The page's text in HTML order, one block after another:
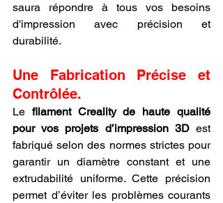
saura répondre à tous vos besoins
d'impression avec précision et
durabilité.
Une Fabrication Précise et
Contrôlée.
Le filament Creality de haute qualité
pour vos projets d’impression 3D est
fabriqué selon des normes strictes pour
garantir un diamètre constant et une
extrudabilité uniforme. Cette précision
permet d’éviter les problèmes courants